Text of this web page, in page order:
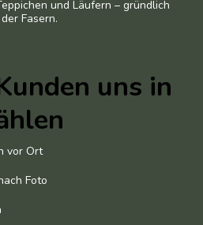
und Läufern – gründlich
Fasern.
uns in
vor Ort
Foto